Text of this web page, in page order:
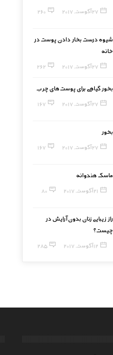
27 آگوست, 2017 260
شیوه درست بخار دادن پوست در
خانه
27 آگوست, 2017 262
بخور گیاهی برای پوست‌های چرب
27 آگوست, 2017 167
بخور
27 آگوست, 2017 167
ماسک هندوانه
21 آگوست, 2017 80
راز زیبایی زنان بدون آرایش در
چیست؟
12 آگوست, 2017 285